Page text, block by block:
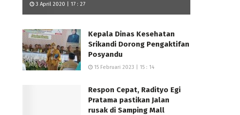
3 April 2020 | 17 : 27
Kepala Dinas Kesehatan
Srikandi Dorong Pengaktifan
Posyandu
15 Februari 2023 | 15 : 14
Respon Cepat, Radityo Egi
Pratama pastikan Jalan
rusak di Samping Mall